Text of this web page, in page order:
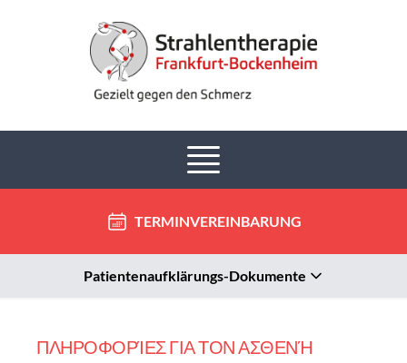
TERMINVEREINBARUNG
Patientenaufklärungs-Dokumente
ΠΛΗΡΟΦΟΡΊΕΣ ΓΙΑ ΤΟΝ ΑΣΘΕΝΉ